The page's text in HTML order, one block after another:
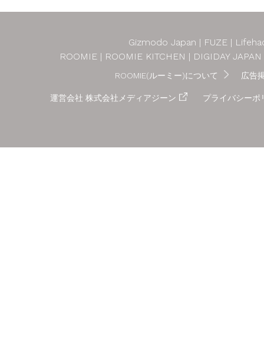
Gizmodo Japan FUZE
ROOMIE
ROOMIE KITCHEN DIGIDAY JAPAN
ROOMIE(ルーミー)について 広告
運営会社 株式会社メディアジーン プライバシーポ